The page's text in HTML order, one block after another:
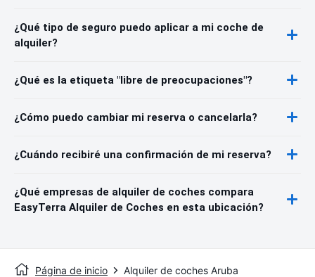
¿Qué tipo de seguro puedo aplicar a mi coche de
alquiler?
¿Qué es la etiqueta "libre de preocupaciones"?
¿Cómo puedo cambiar mi reserva o cancelarla?
¿Cuándo recibiré una confirmación de mi reserva?
¿Qué empresas de alquiler de coches compara
EasyTerra Alquiler de Coches en esta ubicación?
Página de inicio Alquiler de coches Aruba